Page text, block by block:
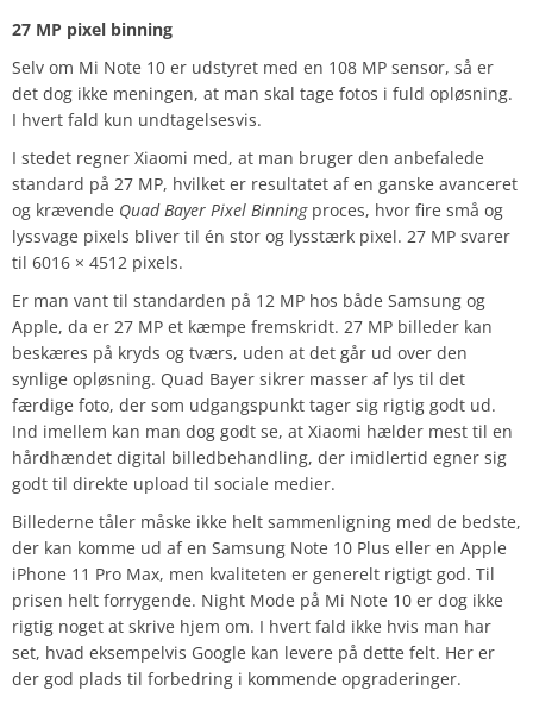
27 MP pixel binning
Selv om Mi Note 10 er udstyret med en 108 MP sensor, så er
det dog ikke meningen, at man skal tage fotos i fuld opløsning.
I hvert fald kun undtagelsesvis.
I stedet regner Xiaomi med, at man bruger den anbefalede
standard på 27 MP, hvilket er resultatet af en ganske avanceret
og krævende Quad Bayer Pixel Binningproces, hvor fire små og
lyssvage pixels bliver til én stor og lysstærk pixel. 27 MP svarer
til 6016 × 4512 pixels.
Er man vant til standarden på 12 MP hos både Samsung og
Apple, da er 27 MP et kæmpe fremskridt. 27 MP billeder kan
beskæres på kryds og tværs, uden at det går ud over den
synlige opløsning. Quad Bayer sikrer masser af lys til det
færdige foto, der som udgangspunkt tager sig rigtig godt ud.
Ind imellem kan man dog godt se, at Xiaomi hælder mest til en
hårdhændet digital billedbehandling, der imidlertid egner sig
godt til direkte upload til sociale medier.
Billederne tåler måske ikke helt sammenligning med de bedste,
der kan komme ud af en Samsung Note 10 Plus eller en Apple
iPhone 11 Pro Max, men kvaliteten er generelt rigtigt god. Til
prisen helt forrygende. Night Mode på Mi Note 10 er dog ikke
rigtig noget at skrive hjem om. I hvert fald ikke hvis man har
set, hvad eksempelvis Google kan levere på dette felt. Her er
der god plads til forbedring i kommende opgraderinger.